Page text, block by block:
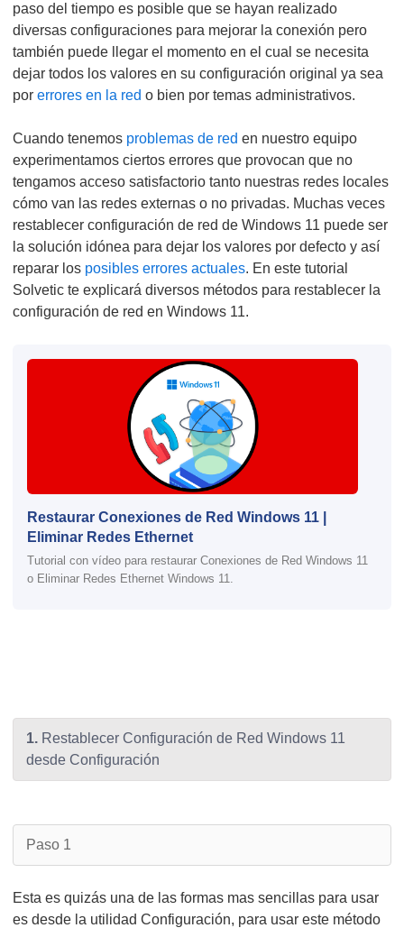
paso del tiempo es posible que se hayan realizado
diversas configuraciones para mejorar la conexión pero
también puede llegar el momento en el cual se necesita
dejar todos los valores en su configuración original ya sea
por errores en la red o bien por temas administrativos.
Cuando tenemos problemas de red en nuestro equipo
experimentamos ciertos errores que provocan que no
tengamos acceso satisfactorio tanto nuestras redes locales
cómo van las redes externas o no privadas. Muchas veces
restablecer configuración de red de Windows 11 puede ser
la solución idónea para dejar los valores por defecto y así
reparar los posibles errores actuales. En este tutorial
Solvetic te explicará diversos métodos para restablecer la
configuración de red en Windows 11.
Restaurar Conexiones de Red Windows 11 |
Eliminar Redes Ethernet
Tutorial con vídeo para restaurar Conexiones de Red Windows 11
o Eliminar Redes Ethernet Windows 11.
1. Restablecer Configuración de Red Windows 11
desde Configuración
Paso 1
Esta es quizás una de las formas mas sencillas para usar
es desde la utilidad Configuración, para usar este método